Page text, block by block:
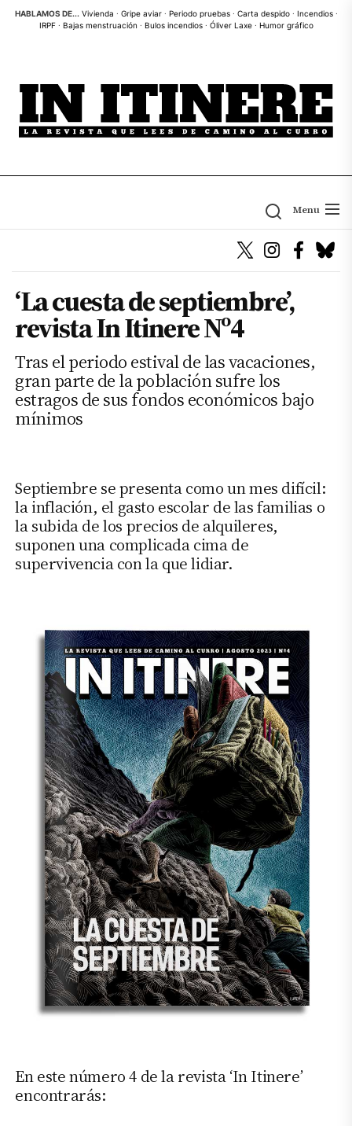
SkipHABLAMOS DE... Vivienda · Gripe aviar· Periodo pruebas· Carta despido· Incendios·
IRPF· Bajas menstruación · Bulos incendios· Óliver Laxe· Humor gráfico
Menu
‘La cuesta de septiembre’,
revista In Itinere Nº4
Tras el periodo estival de las vacaciones,
gran parte de la población sufre los
estragos de sus fondos económicos bajo
mínimos
Septiembre se presenta como un mes difícil:
la inflación, el gasto escolar de las familias o
la subida de los precios de alquileres,
suponen una complicada cima de
supervivencia con la que lidiar.
En este número 4 de la revista ‘In Itinere’
encontrarás: